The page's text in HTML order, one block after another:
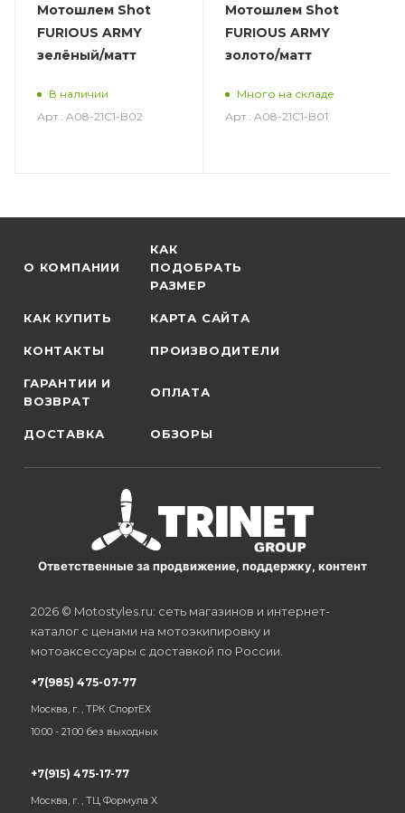
Мотошлем Shot
FURIOUS ARMY
зелёный/матт
В наличии
Арт.: A08-21C1-B02
Мотошлем Shot
FURIOUS ARMY
золото/матт
Много на складе
Арт.: A08-21C1-B01
О КОМПАНИИ
КАК
ПОДОБРАТЬ
РАЗМЕР
КАК КУПИТЬ КАРТА САЙТА
КОНТАКТЫ ПРОИЗВОДИТЕЛИ
ГАРАНТИИ И
ВОЗВРАТ
ОПЛАТА
ДОСТАВКА ОБЗОРЫ
Ответственные за продвижение, поддержку, контент
2026 © Motostyles.ru: сеть магазинов и интернет-
каталог с ценами на мотоэкипировку и
мотоаксессуары с доставкой по России.
+7(985) 475-07-77
Москва, г. , ТРК СпортЕХ
10:00 - 21:00 без выходных
+7(915) 475-17-77
Москва, г. , ТЦ Формула Х